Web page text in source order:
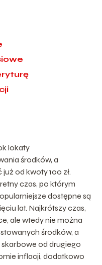
lokaty
środków, a
od kwoty 100 zł.
czas, po którym
dostępne są
lat. Najkrótszy czas,
ale wtedy nie można
środków, a
od drugiego
inflacji, dodatkowo